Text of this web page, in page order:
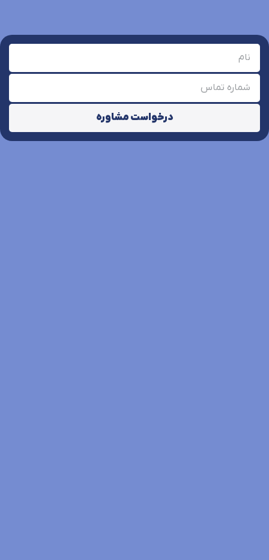
درخواست مشاوره